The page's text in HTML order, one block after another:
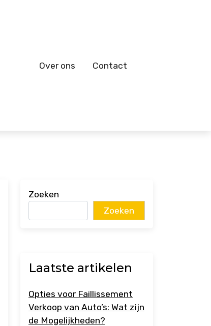
Over ons Contact
Zoeken
Zoeken
Laatste artikelen
Opties voor Faillissement
Verkoop van Auto’s: Wat zijn
de Mogelijkheden?